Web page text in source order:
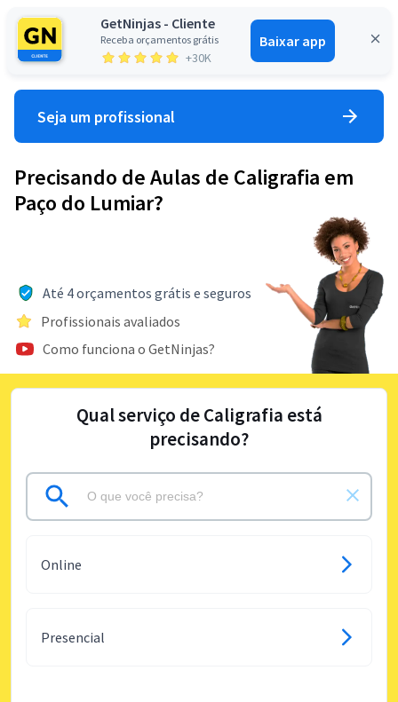
GetNinjas - Cliente
Receba orçamentos grátis
+30K
Baixar app
Entrar
Seja um profissional
Precisando de Aulas de Caligrafia em
Paço do Lumiar?
Até 4 orçamentos grátis e seguros
Profissionais avaliados
Como funciona o GetNinjas?
Qual serviço de Caligrafia está
precisando?
Online
Presencial